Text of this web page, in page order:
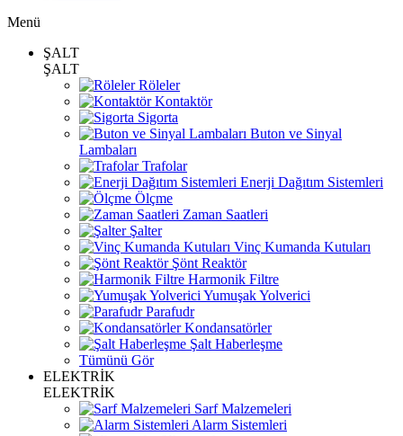
Menü
ŞALT
ŞALT
Röleler
Kontaktör
Sigorta
Buton ve Sinyal
Lambaları
Trafolar
Enerji Dağıtım Sistemleri
Ölçme
Zaman Saatleri
Şalter
Vinç Kumanda Kutuları
Şönt Reaktör
Harmonik Filtre
Yumuşak Yolverici
Parafudr
Kondansatörler
Şalt Haberleşme
Tümünü Gör
ELEKTRİK
ELEKTRİK
Sarf Malzemeleri
Alarm Sistemleri